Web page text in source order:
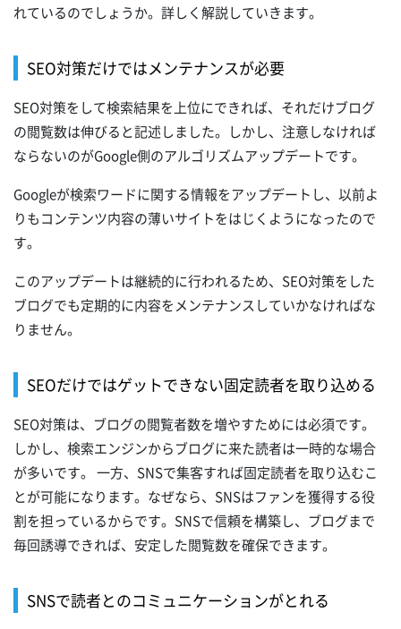
れているのでしょうか。詳しく解説していきます。
SEO対策だけではメンテナンスが必要
SEO対策をして検索結果を上位にできれば、それだけブログ
の閲覧数は伸びると記述しました。しかし、注意しなければ
ならないのがGoogle側のアルゴリズムアップデートです。
Googleが検索ワードに関する情報をアップデートし、以前よ
りもコンテンツ内容の薄いサイトをはじくようになったので
す。
このアップデートは継続的に行われるため、SEO対策をした
ブログでも定期的に内容をメンテナンスしていかなければな
りません。
SEOだけではゲットできない固定読者を取り込める
SEO対策は、ブログの閲覧者数を増やすためには必須です。
しかし、検索エンジンからブログに来た読者は一時的な場合
が多いです。 一方、SNSで集客すれば固定読者を取り込むこ
とが可能になります。なぜなら、SNSはファンを獲得する役
割を担っているからです。SNSで信頼を構築し、ブログまで
毎回誘導できれば、安定した閲覧数を確保できます。
SNSで読者とのコミュニケーションがとれる